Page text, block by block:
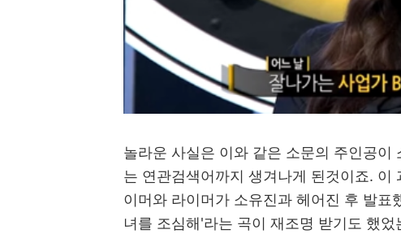
놀라운 사실은 이와 같은 소문의 주인공
는 연관검색어까지 생겨나게 된것이죠.
이머와 라이머가 소유진과 헤어진 후 발표
녀를 조심해'라는 곡이 재조명 받기도 했었